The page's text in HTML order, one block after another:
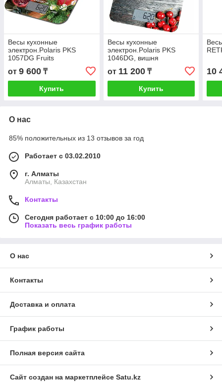
Весы кухонные
электрон.Polaris PKS
1057DG Fruits
от 9 600 ₸
Купить
Весы кухонные
электрон.Polaris PKS
1046DG, вишня
от 11 200₸
Купить
10
О нас
85% положительных из 13 отзывов за год
Работает с 03.02.2010
г. Алматы
Алматы, Казахстан
Контакты
Сегодня работает с 10:00 до 16:00
Показать весь график работы
О нас
Контакты
Доставка и оплата
График работы
Полная версия сайта
Сайт создан на маркетплейсе Satu.kz